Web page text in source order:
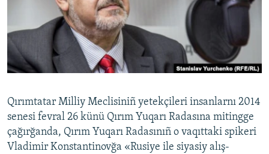
Русский
Українською
RFE/RS bütün saytları
Qırımtatar Milliy Meclisiniñ yetekçileri insanlarnı 2014
senesi fevral 26 künü Qırım Yuqarı Radasına mitingge
çağırğanda, Qırım Yuqarı Radasınıñ o vaqıttaki spikeri
Vladimir Konstantinovğa «Rusiye ile siyasiy alış-